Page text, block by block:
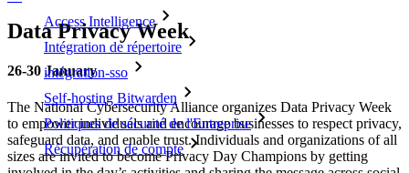
Access Intelligence
Intégration de répertoire
intégration-sso
Self-hosting Bitwarden
Politiques de sécurité de l'Entreprise
Récupération de compte
Data Privacy Week
26-30 January
The National Cybersecurity Alliance organizes Data Privacy Week
to empower individuals and encourage businesses to respect privacy,
safeguard data, and enable trust. Individuals and organizations of all
sizes are invited to become Privacy Day Champions by getting